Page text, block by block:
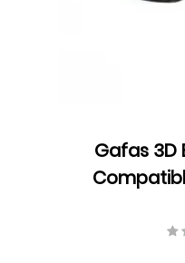
Gafas 3D
3.7 V,